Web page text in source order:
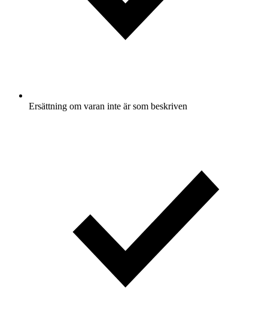
Ersättning om varan inte är som beskriven